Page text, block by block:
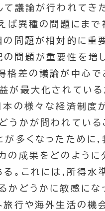
議論が行われてき
ば異種の問題にま
問題が相対的に重
問題が重要性を増し
格差の議論が中心
が最大化されている
本の様々な経済制度
うかが問われている
が多くなったために
成果をどのように
。これには,所得水
どうかに敏感にな
行や海外生活の機